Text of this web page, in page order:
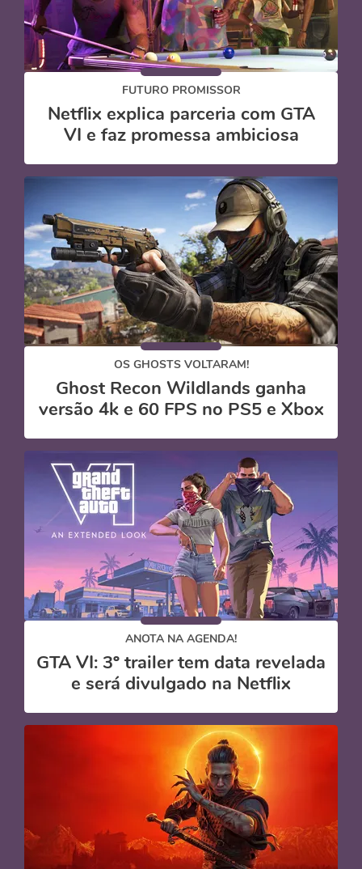
FUTURO PROMISSOR
Netflix explica parceria com GTA
VI e faz promessa ambiciosa
OS GHOSTS VOLTARAM!
Ghost Recon Wildlands ganha
versão 4k e 60 FPS no PS5 e Xbox
ANOTA NA AGENDA!
GTA VI: 3º trailer tem data revelada
e será divulgado na Netflix